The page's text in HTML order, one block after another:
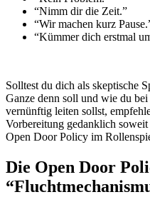
“Nimm dir die Zeit.”
“Wir machen kurz
“Kümmer dich erstmal
Solltest du dich als skeptische
Ganze denn soll und wie du
vernünftig leiten sollst,
Vorbereitung gedanklich soweit
Open Door Policy im
Die Open Door